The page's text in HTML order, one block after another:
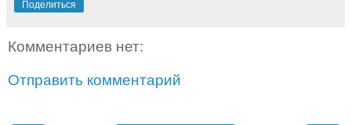
Поделиться
Комментариев нет:
Отправить комментарий